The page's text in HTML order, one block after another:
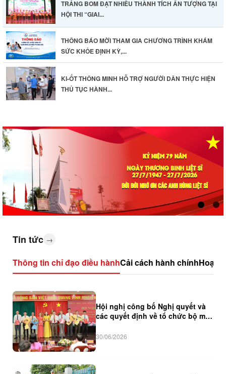
TRẢNG BOM ĐẠT NHIỀU THÀNH TÍCH ẤN TƯỢNG TẠI
HỘI THI “GIAI...
THÔNG BÁO MỜI THAM GIA CHƯƠNG TRÌNH KHÁM
SỨC KHỎE ĐỊNH KỲ,...
KI-ỐT THÔNG MINH HỖ TRỢ NGƯỜI DÂN THỰC HIỆN
THỦ TỤC HÀNH...
Tin tức →
Thông tin chỉ đạo điều hànhCải cách hành chínhHoạt
Hội nghị công bố Nghị quyết và
các quyết định về tổ chức bộ máy
30/06/2026